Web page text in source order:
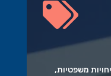

משפטיות,